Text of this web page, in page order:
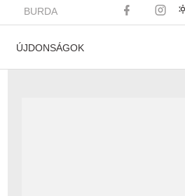
BURDA
ÚJDONSÁGOK